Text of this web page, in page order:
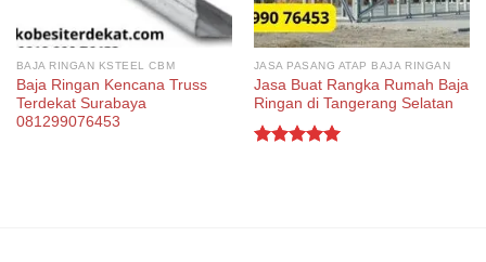
BAJA RINGAN KSTEEL CBM
Baja Ringan Kencana Truss
Terdekat Surabaya
081299076453
JASA PASANG ATAP BAJA RINGAN
Jasa Buat Rangka Rumah Baja
Ringan di Tangerang Selatan